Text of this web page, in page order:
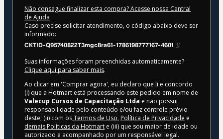
Não consegue finalizar esta compra? Acesse nossa Central
de Ajuda
Caso precise solicitar atendimento, o código abaixo deve ser
informado:
CKTID-Q95740822T3mgc8ra61-1786198777167-4601
Suas informações foram preenchidas automaticamente?
Clique aqui para saber mais.
Ao clicar em 'Comprar agora', eu declaro que li e concordo
(i) que a Hotmart está processando este pedido em nome de
Valecup Cursos de Capacitação Ltda e não possui
responsabilidade pelo conteúdo e/ou faz controle prévio
deste; (ii) com osTermos de Uso, Política de Privacidade e
demais Políticas da Hotmart e (iii) que sou maior de idade ou
autorizado e acompanhado por um responsável legal.